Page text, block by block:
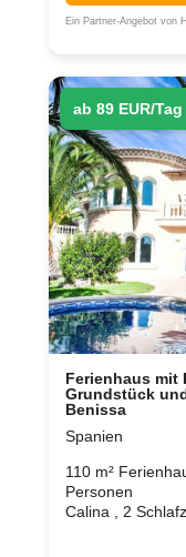
Ein Partner-Angebot von
ab 89 EUR/Tag
Ferienhaus mit
Grundstück
Benissa
Spanien
110 m²
Personen
Calina , 2